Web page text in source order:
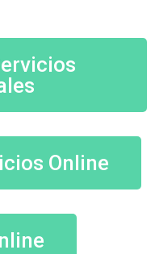
Online